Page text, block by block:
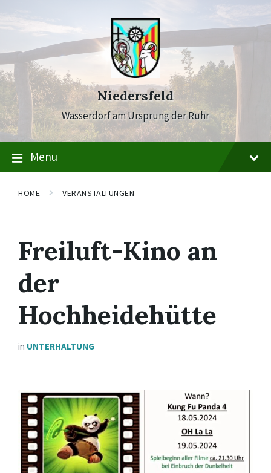
to
to
to
Niedersfeld
Wasserdorf am Ursprung der Ruhr
Menu
HOME VERANSTALTUNGEN
Freiluft-Kino an
der
Hochheidehütte
in UNTERHALTUNG